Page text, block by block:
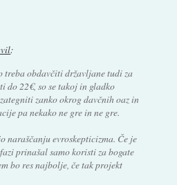
:
treba obdavčiti državljane tudi za
do 22€, so se takoj in gladko
zanko okrog davčnih oaz in
pa nekako ne gre in ne gre.
naraščanju evroskepticizma. Če je
prinašal samo koristi za bogate
bo res najbolje, če tak projekt